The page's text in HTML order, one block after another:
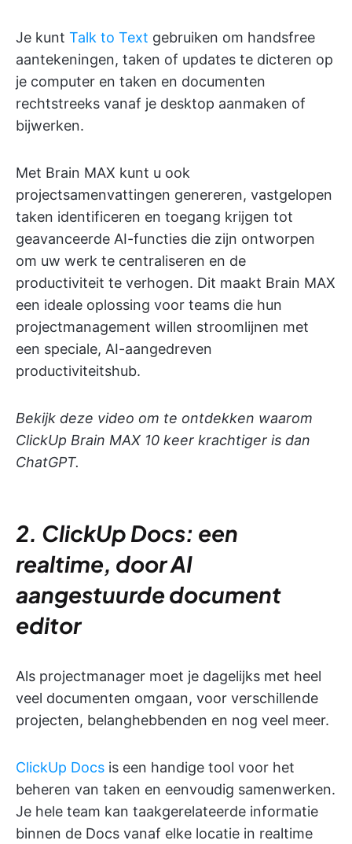
Je kunt Talk to Text gebruiken om handsfree
aantekeningen, taken of updates te dicteren op
je computer en taken en documenten
rechtstreeks vanaf je desktop aanmaken of
bijwerken.
Met Brain MAX kunt u ook
projectsamenvattingen genereren, vastgelopen
taken identificeren en toegang krijgen tot
geavanceerde AI-functies die zijn ontworpen
om uw werk te centraliseren en de
productiviteit te verhogen. Dit maakt Brain MAX
een ideale oplossing voor teams die hun
projectmanagement willen stroomlijnen met
een speciale, AI-aangedreven
productiviteitshub.
Bekijk deze video om te ontdekken waarom
ClickUp Brain MAX 10 keer krachtiger is dan
ChatGPT.
2. ClickUp Docs: een
realtime, door AI
aangestuurde document
editor
Als projectmanager moet je dagelijks met heel
veel documenten omgaan, voor verschillende
projecten, belanghebbenden en nog veel meer.
ClickUp Docs is een handige tool voor het
beheren van taken en eenvoudig samenwerken.
Je hele team kan taakgerelateerde informatie
binnen de Docs vanaf elke locatie in realtime